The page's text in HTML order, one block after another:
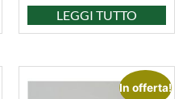
LEGGI TUTTO
In offerta!